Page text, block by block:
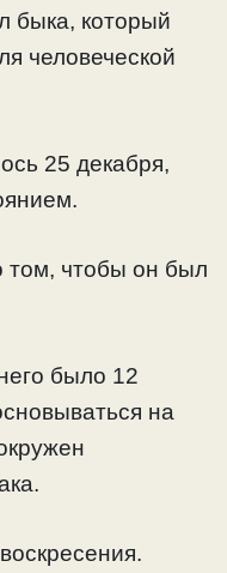
быка, который
человеческой
25 декабря,
том, чтобы он был
было 12
на